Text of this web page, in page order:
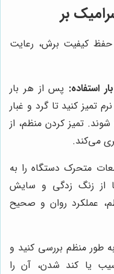
بر
حفظ کیفیت برش، رعایت
استفاده: پس از هر بار
تمیز کنید تا گرد و غبار
تمیز کردن منظم، از
می‌کند.
متحرک دستگاه را به
از زنگ زدگی و سایش
عملکرد روان و صحیح
طور منظم بررسی کنید و
یا کند شدن، آن را